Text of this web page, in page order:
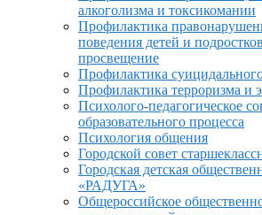
алкоголизма и токсикомании
Профилактика
поведения детей и
просвещение
Профилактика
Профилактика терроризма и
Психолого-педагогическое
образовательного процесса
Психология общения
Городской совет
Городская детская
«РАДУГА»
Общероссийское